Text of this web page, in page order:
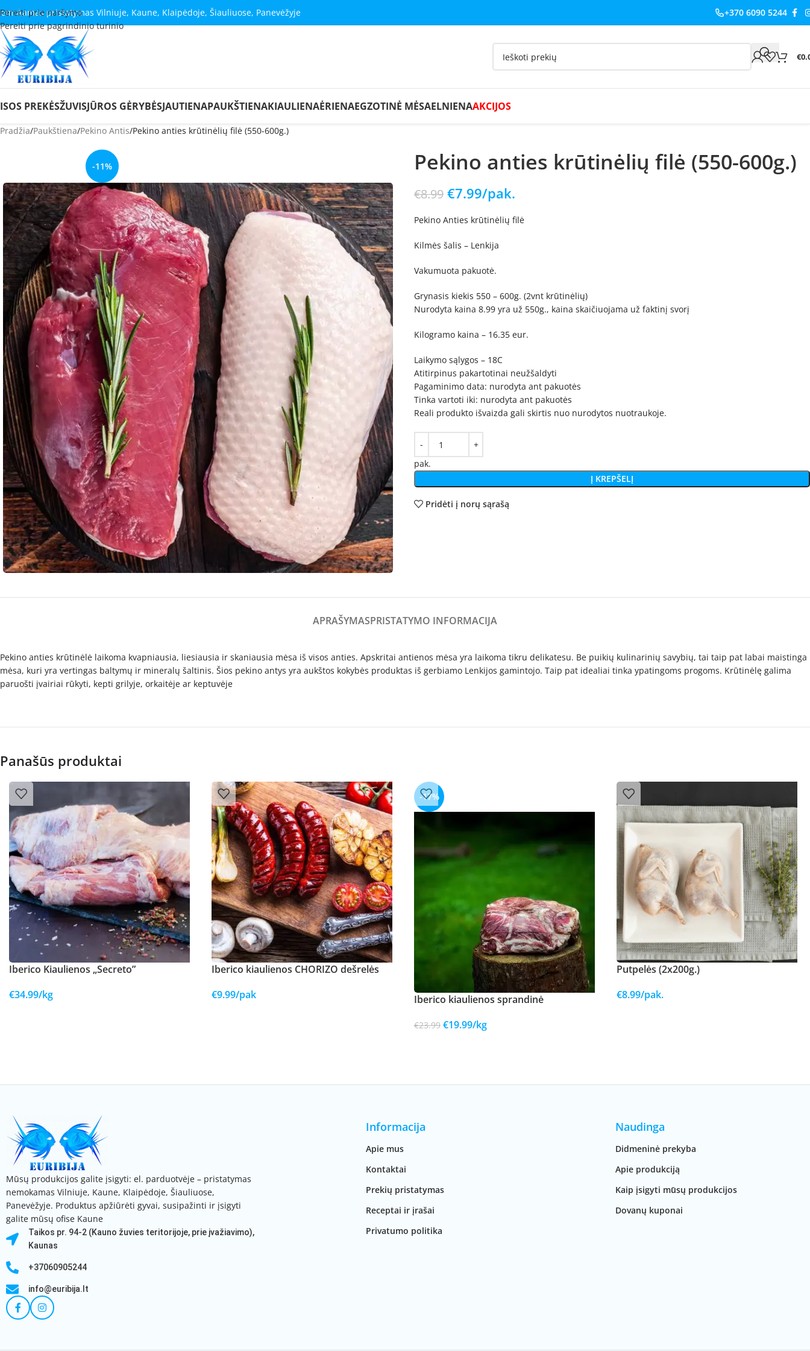
Pereiti prie naršymo
Pereiti prie pagrindinio turinio
pristatymas Vilniuje, Kaune, Klaipėdoje, Šiauliuose, Panevėžyje +370 6090 5244
€
PREKĖSŽUVISJŪROS GĖRYBĖSJAUTIENAPAUKŠTIENAKIAULIENAĖRIENAEGZOTINĖ MĖSAELNIENAAKCIJOS
Pradžia Paukštiena Pekino Antis Pekino anties krūtinėlių filė (550-600g.)
-11% Pekino anties krūtinėlių filė (550-600g.)
€8.99 €7.99/pak.
Pekino Anties krūtinėlių filė
Kilmės šalis – Lenkija
Vakumuota pakuotė.
Grynasis kiekis 550 – 600g. (2vnt krūtinėlių)
Nurodyta kaina 8.99 yra už 550g., kaina skaičiuojama už faktinį svorį
Kilogramo kaina – 16.35 eur.
Laikymo sąlygos – 18C
Atitirpinus pakartotinai neužšaldyti
Pagaminimo data: nurodyta ant pakuotės
Tinka vartoti iki: nurodyta ant pakuotės
Reali produkto išvaizda gali skirtis nuo nurodytos nuotraukoje.
pak.
Į KREPŠELĮ
Pridėti į norų sąrašą
APRAŠYMASPRISTATYMO INFORMACIJA
Pekino anties krūtinėlė laikoma kvapniausia, liesiausia ir skaniausia mėsa iš visos anties. Apskritai antienos mėsa yra laikoma tikru delikatesu. Be puikių kulinarinių savybių, tai taip pat labai maistinga
mėsa, kuri yra vertingas baltymų ir mineralų šaltinis. Šios pekino antys yra aukštos kokybės produktas iš gerbiamo Lenkijos gamintojo. Taip pat idealiai tinka ypatingoms progoms. Krūtinėlę galima
paruošti įvairiai rūkyti, kepti grilyje, orkaitėje ar keptuvėje
Panašūs produktai
Iberico Kiaulienos „Secreto”
€34.99/kg
Iberico kiaulienos CHORIZO dešrelės
€9.99/pak
-17%
Iberico kiaulienos sprandinė
€23.99 €19.99/kg
Putpelės (2x200g.)
€8.99/pak.
Mūsų produkcijos galite įsigyti: el. parduotvėje – pristatymas
nemokamas Vilniuje, Kaune, Klaipėdoje, Šiauliuose,
Panevėžyje. Produktus apžiūrėti gyvai, susipažinti ir įsigyti
galite mūsų ofise Kaune
Taikos pr. 94-2 (Kauno žuvies teritorijoje, prie įvažiavimo),
Kaunas
+37060905244
info@euribija.lt
Informacija
Apie mus
Kontaktai
Prekių pristatymas
Receptai ir įrašai
Privatumo politika
Naudinga
Didmeninė prekyba
Apie produkciją
Kaip įsigyti mūsų produkcijos
Dovanų kuponai